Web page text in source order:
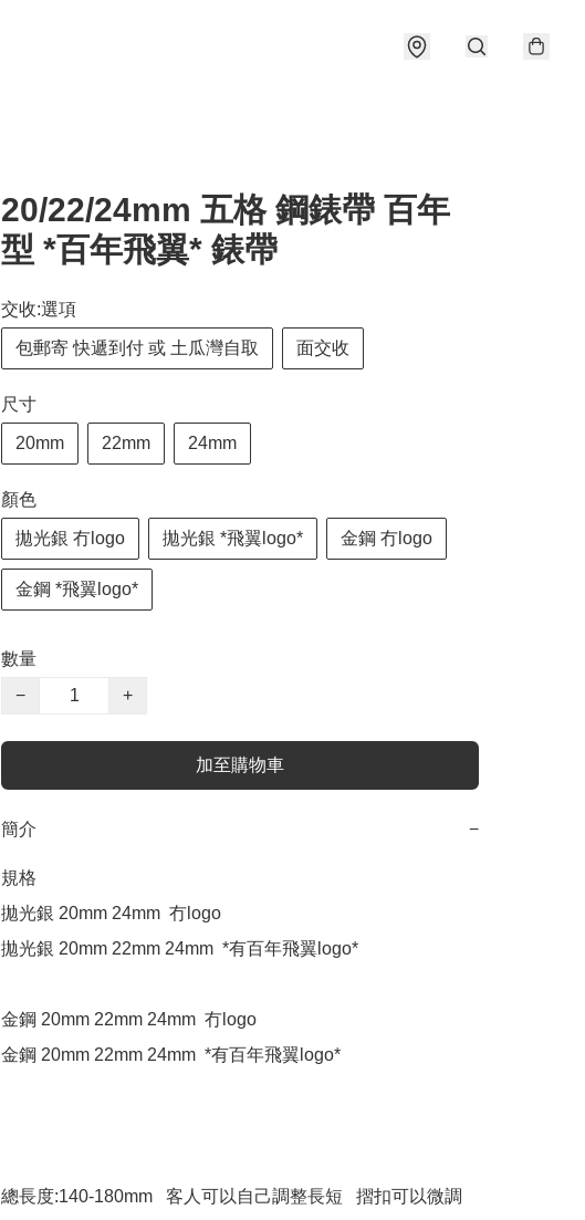
20/22/24mm 五格 鋼錶帶 百年
型 *百年飛翼* 錶帶
交收:選項
包郵寄 快遞到付 或 土瓜灣自取 面交收
尺寸
20mm 22mm 24mm
顏色
拋光銀 冇logo 拋光銀 *飛翼logo* 金鋼 冇logo
金鋼 *飛翼logo*
數量
−
+
加至購物車
簡介 −
規格
拋光銀 20mm 24mm  冇logo
拋光銀 20mm 22mm 24mm  *有百年飛翼logo*
金鋼 20mm 22mm 24mm  冇logo
金鋼 20mm 22mm 24mm  *有百年飛翼logo*
總長度:140-180mm   客人可以自己調整長短   摺扣可以微調